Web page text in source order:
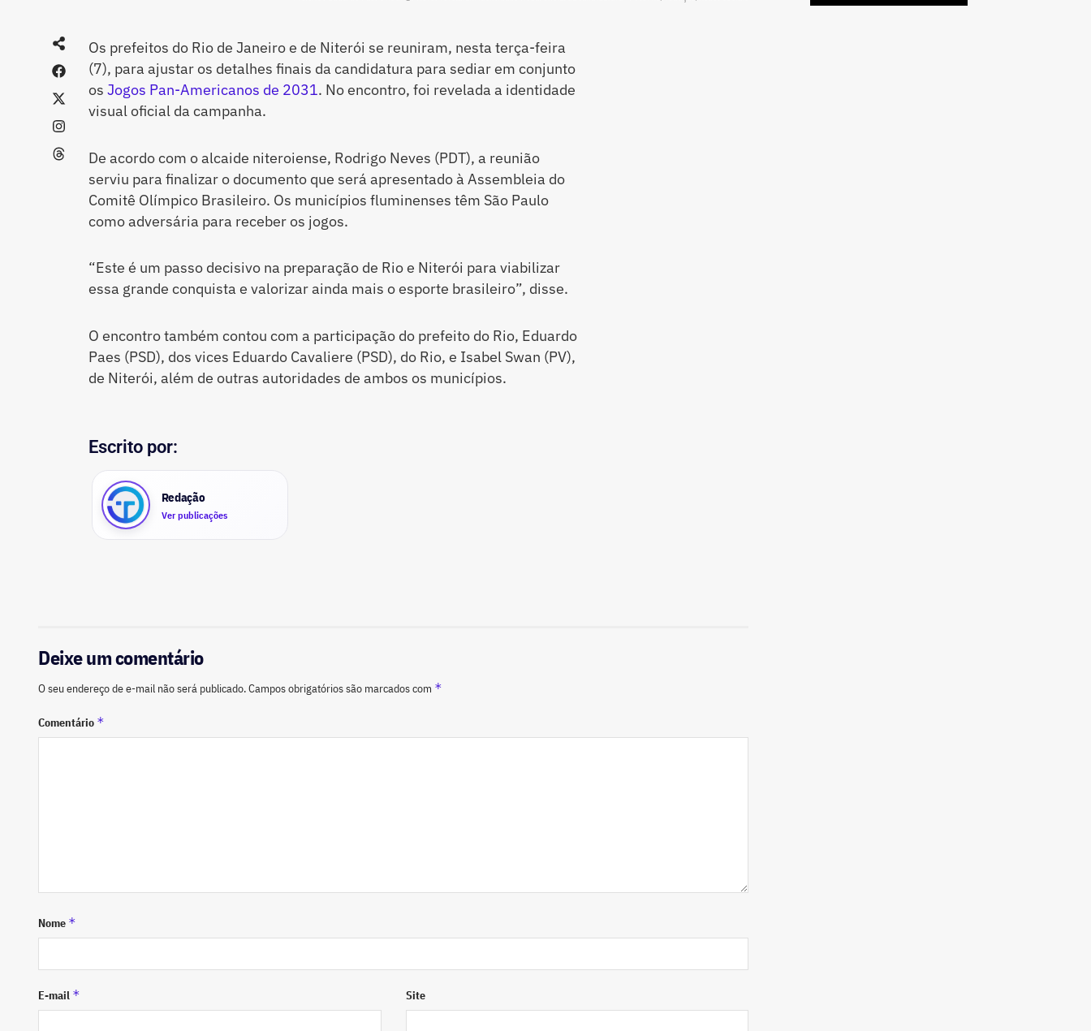
Os prefeitos do Rio de Janeiro e de Niterói se reuniram, nesta terça-feira
(7), para ajustar os detalhes finais da candidatura para sediar em conjunto
os Jogos Pan-Americanos de 2031. No encontro, foi revelada a identidade
visual oficial da campanha.
De acordo com o alcaide niteroiense, Rodrigo Neves (PDT), a reunião
serviu para finalizar o documento que será apresentado à Assembleia do
Comitê Olímpico Brasileiro. Os municípios fluminenses têm São Paulo
como adversária para receber os jogos.
“Este é um passo decisivo na preparação de Rio e Niterói para viabilizar
essa grande conquista e valorizar ainda mais o esporte brasileiro”, disse.
O encontro também contou com a participação do prefeito do Rio, Eduardo
Paes (PSD), dos vices Eduardo Cavaliere (PSD), do Rio, e Isabel Swan (PV),
de Niterói, além de outras autoridades de ambos os municípios.
Escrito por:
Redação
Ver publicações
Deixe um comentário
O seu endereço de e-mail não será publicado.Campos obrigatórios são marcados com *
Comentário *
Nome *
E-mail * Site